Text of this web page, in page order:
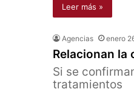
Leer más »
Agencias enero
Relacionan la
Si se
tratamientos